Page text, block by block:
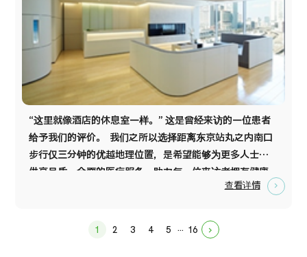
“这里就像酒店的休息室一样。” 这是曾经来访的一位患者
给予我们的评价。 我们之所以选择距离东京站丸之内南口
步行仅三分钟的优越地理位置，是希望能够为更多人士提
供高品质、全面的医疗服务，助力每一位来访者拥有健康
而积极的人生。 我们坚信，这里正是通往健康未来的大门
交通便捷 距离东京站仅需步行数分钟，地理位置优越，来
访轻松便利。 2.由医疗领域领军医师及资深医疗团队提供
查看详情
1 2 3 4 5 ... 16 chevron_forward